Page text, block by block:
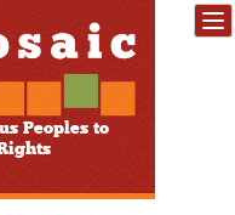
Peoples to